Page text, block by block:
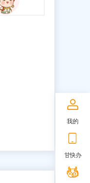
我的
甘快办